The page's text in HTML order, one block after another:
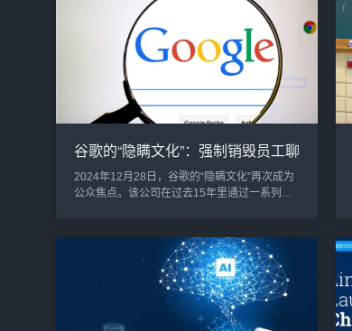
代理"TinyPersons"。这些虚拟代理可
在"TinyWorlds"环境中相互交互，模拟真实用户
场景。与传统游戏模拟不同，TinyTroupe专注
于商业和生产力应用。企...
谷歌的“隐瞒文化”：强制销毁员工聊
天记录的背后
2024年12月28日，谷歌的“隐瞒文化”再次成为
公众焦点。该公司在过去15年里通过一系列严
为不仅让谷歌在法律领域引发了广泛关注，也
引起了人们对其企业文化的质疑。从反垄断审
查到信息隐瞒2008年底，谷歌正面临一场与竞
争对手雅虎的广告交易反垄断审查。为应对可
能暴露的敏感信息，谷歌高管在内部发出了一
份机密备忘录，指示员工避...